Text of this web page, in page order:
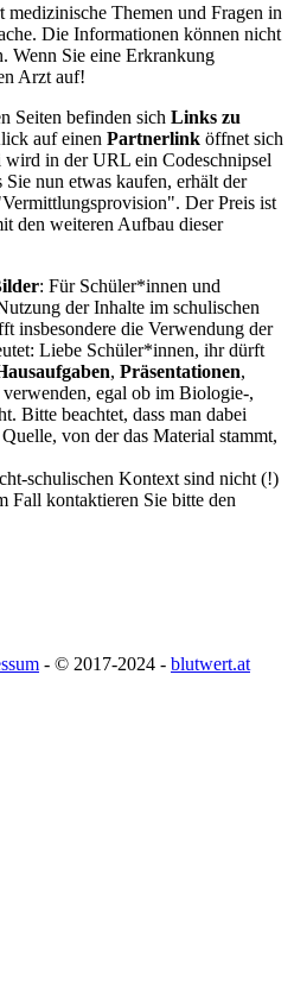
Themen und Fragen in
Die Informationen können nicht
Wenn Sie eine Erkrankung
Arzt auf!
Seiten befinden sich Links zu
auf einen Partnerlink öffnet sich
in der URL ein Codeschnipsel
nun etwas kaufen, erhält der
Der Preis ist
den weiteren Aufbau dieser
: Für Schüler*innen und
der Inhalte im schulischen
insbesondere die Verwendung der
Liebe Schüler*innen, ihr dürft
, Präsentationen,
verwenden, egal ob im Biologie-,
Bitte beachtet, dass man dabei
von der das Material stammt,
schulischen Kontext sind nicht (!)
Fall kontaktieren Sie bitte den
- © 2017-2024 - blutwert.at